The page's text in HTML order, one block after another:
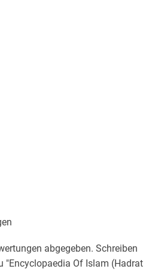
abgegeben. Schreiben
"Encyclopaedia Of Islam (Hadrat